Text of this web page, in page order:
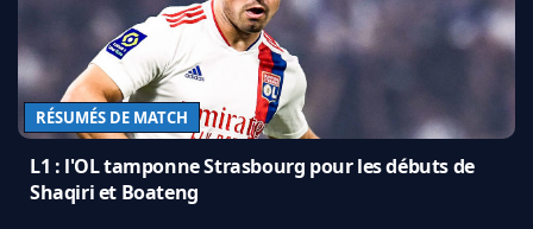
RÉSUMÉS DE MATCH
L1 : l'OL tamponne Strasbourg pour les débuts de
Shaqiri et Boateng